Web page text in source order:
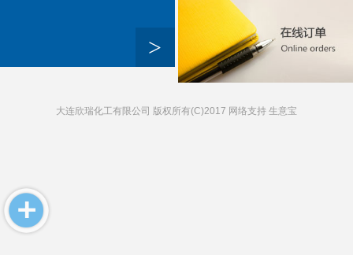
>
大连欣瑞化工有限公司 版权所有(C)2017 网络支持 生意宝